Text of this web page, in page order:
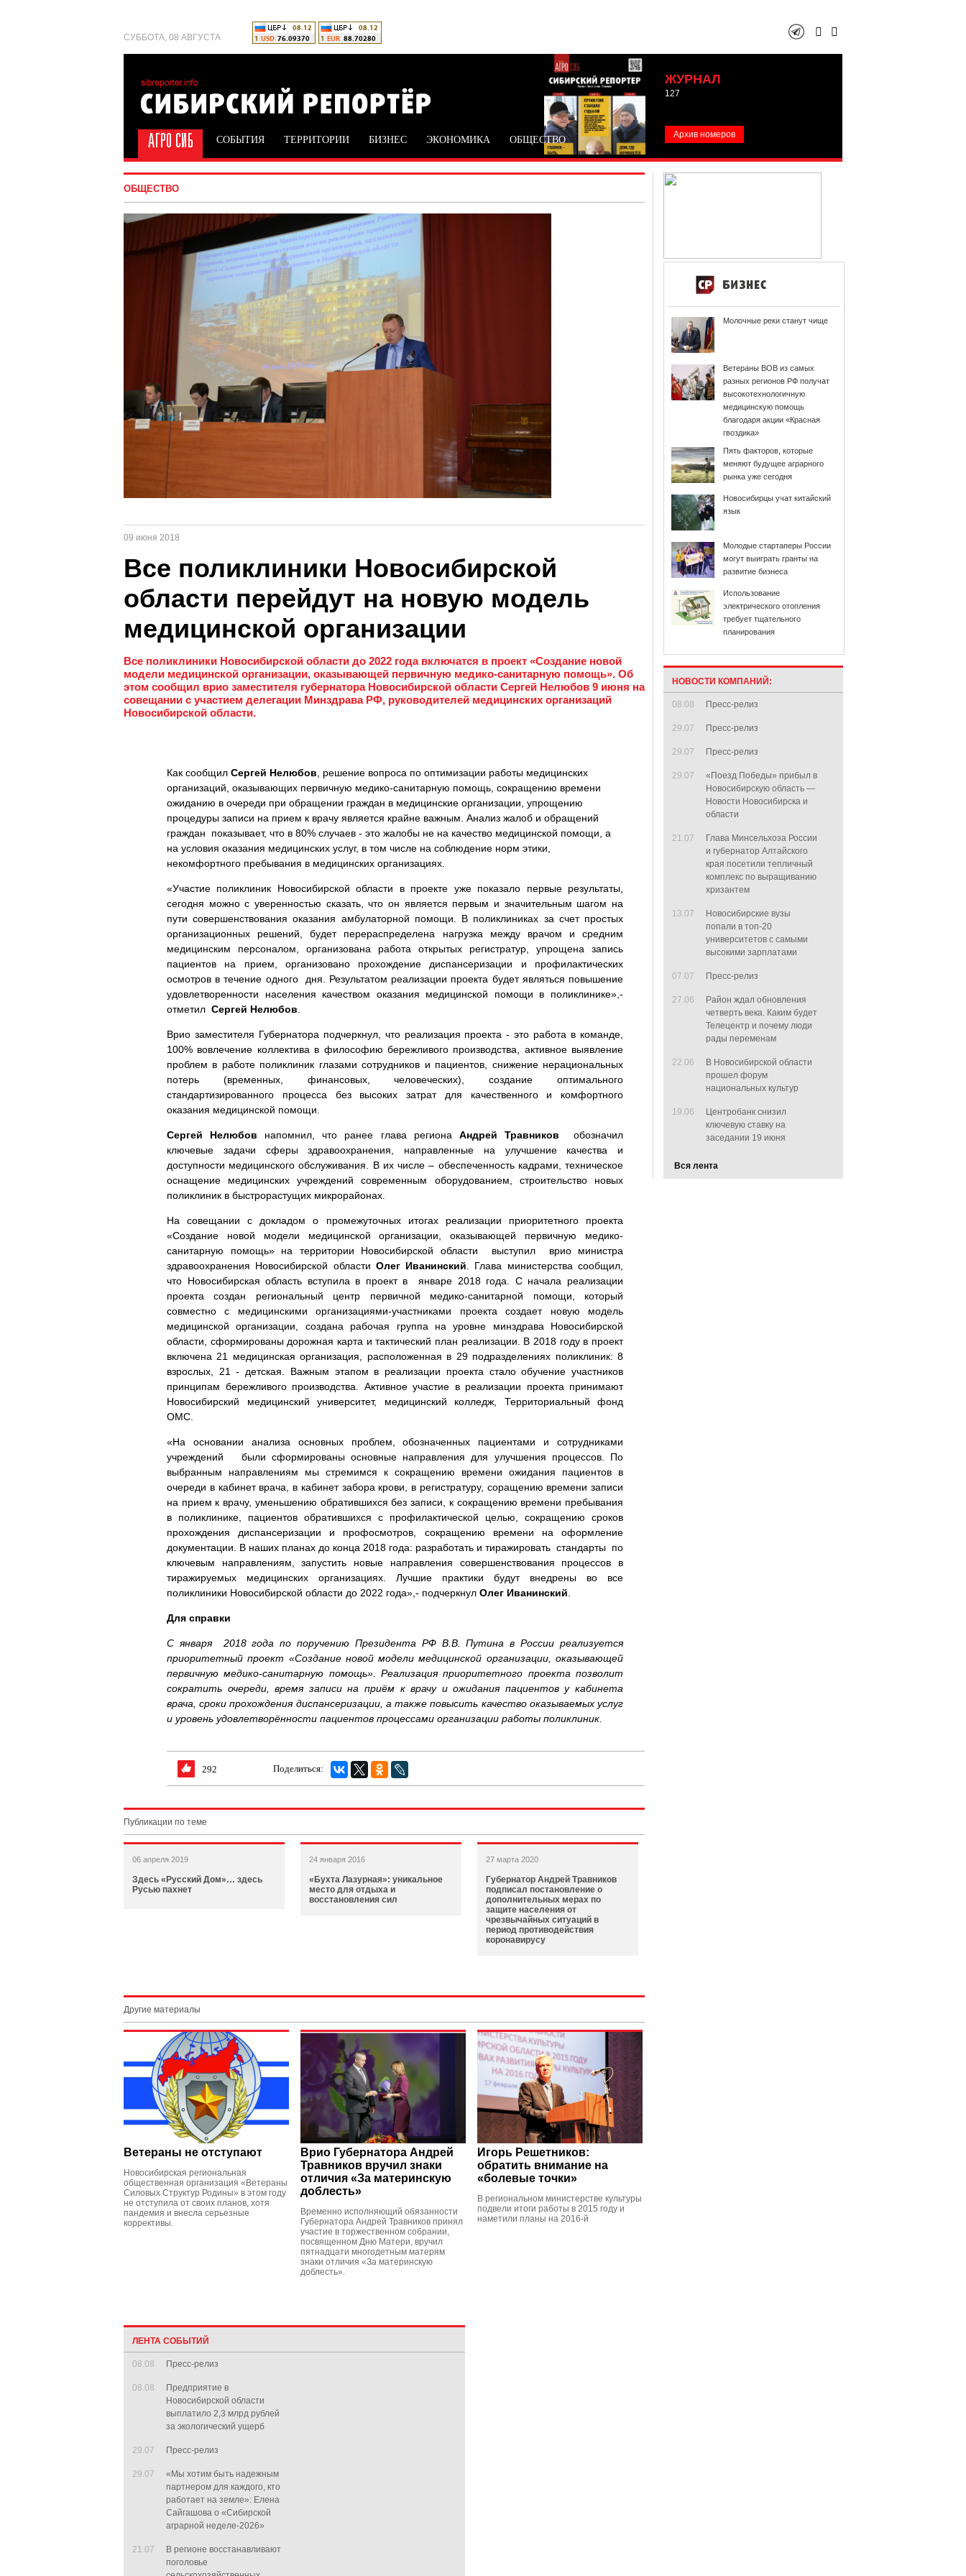
СУББОТА, 08 АВГУСТА
ЖУРНАЛ
127
Архив номеров
СОБЫТИЯ ТЕРРИТОРИИ БИЗНЕС ЭКОНОМИКА ОБЩЕСТВО
ОБЩЕСТВО
09 июня 2018
Все поликлиники Новосибирской
области перейдут на новую модель
медицинской организации
Все поликлиники Новосибирской области до 2022 года включатся в проект «Создание новой
модели медицинской организации, оказывающей первичную медико-санитарную помощь». Об
этом сообщил врио заместителя губернатора Новосибирской области Сергей Нелюбов 9 июня на
совещании с участием делегации Минздрава РФ, руководителей медицинских организаций
Новосибирской области.
Как сообщил Сергей Нелюбов , решение вопроса по оптимизации работы медицинских
организаций, оказывающих первичную медико-санитарную помощь, сокращению времени
ожиданию в очереди при обращении граждан в медицинские организации, упрощению
процедуры записи на прием к врачу является крайне важным. Анализ жалоб и обращений
граждан показывает, что в 80% случаев - это жалобы не на качество медицинской помощи, а
на условия оказания медицинских услуг, в том числе на соблюдение норм этики,
некомфортного пребывания в медицинских организациях.
«Участие поликлиник Новосибирской области в проекте уже показало первые результаты,
сегодня можно с уверенностью сказать, что он является первым и значительным шагом на
пути совершенствования оказания амбулаторной помощи. В поликлиниках за счет простых
организационных решений, будет перераспределена нагрузка между врачом и средним
медицинским персоналом, организована работа открытых регистратур, упрощена запись
пациентов на прием, организовано прохождение диспансеризации и профилактических
осмотров в течение одного дня. Результатом реализации проекта будет являться повышение
удовлетворенности населения качеством оказания медицинской помощи в поликлинике»,-
отметил Сергей Нелюбов
Врио заместителя Губернатора подчеркнул, что реализация проекта - это работа в команде,
100% вовлечение коллектива в философию бережливого производства, активное выявление
проблем в работе поликлиник глазами сотрудников и пациентов, снижение нерациональных
потерь (временных, финансовых, человеческих), создание оптимального
стандартизированного процесса без высоких затрат для качественного и комфортного
оказания медицинской помощи.
Сергей Нелюбов напомнил, что ранее глава региона Андрей Травников обозначил
ключевые задачи сферы здравоохранения, направленные на улучшение качества и
доступности медицинского обслуживания. В их числе – обеспеченность кадрами, техническое
оснащение медицинских учреждений современным оборудованием, строительство новых
поликлиник в быстрорастущих микрорайонах.
На совещании с докладом о промежуточных итогах реализации приоритетного проекта
«Создание новой модели медицинской организации, оказывающей первичную медико-
санитарную помощь» на территории Новосибирской области выступил врио министра
здравоохранения Новосибирской области Олег Иванинский . Глава министерства сообщил,
что Новосибирская область вступила в проект в январе 2018 года. С начала реализации
проекта создан региональный центр первичной медико-санитарной помощи, который
совместно с медицинскими организациями-участниками проекта создает новую модель
медицинской организации, создана рабочая группа на уровне минздрава Новосибирской
области, сформированы дорожная карта и тактический план реализации. В 2018 году в проект
включена 21 медицинская организация, расположенная в 29 подразделениях поликлиник: 8
взрослых, 21 - детская. Важным этапом в реализации проекта стало обучение участников
принципам бережливого производства. Активное участие в реализации проекта принимают
Новосибирский медицинский университет, медицинский колледж, Территориальный фонд
ОМС.
«На основании анализа основных проблем, обозначенных пациентами и сотрудниками
учреждений были сформированы основные направления для улучшения процессов. По
выбранным направлениям мы стремимся к сокращению времени ожидания пациентов в
очереди в кабинет врача, в кабинет забора крови, в регистратуру, соращению времени записи
на прием к врачу, уменьшению обратившихся без записи, к сокращению времени пребывания
в поликлинике, пациентов обратившихся с профилактической целью, сокращению сроков
прохождения диспансеризации и профосмотров, сокращению времени на оформление
документации. В наших планах до конца 2018 года: разработать и тиражировать стандарты по
ключевым направлениям, запустить новые направления совершенствования процессов в
тиражируемых медицинских организациях. Лучшие практики будут внедрены во все
поликлиники Новосибирской области до 2022 года»,- подчеркнул Олег Иванинский
Для справки
С января 2018 года по поручению Президента РФ В.В. Путина в России реализуется
приоритетный проект «Создание новой модели медицинской организации, оказывающей
первичную медико-санитарную помощь». Реализация приоритетного проекта позволит
сократить очереди, время записи на приём к врачу и ожидания пациентов у кабинета
врача, сроки прохождения диспансеризации, а также повысить качество оказываемых услуг
и уровень удовлетворённости пациентов процессами организации работы поликлиник.
292 Поделиться:
Публикации по теме
06 апреля 2019
Здесь «Русский Дом»… здесь
Русью пахнет
24 января 2016
«Бухта Лазурная»: уникальное
место для отдыха и
восстановления сил
27 марта 2020
Губернатор Андрей Травников
подписал постановление о
дополнительных мерах по
защите населения от
чрезвычайных ситуаций в
период противодействия
коронавирусу
Другие материалы
Ветераны не отступают
Новосибирская региональная
общественная организация «Ветераны
Силовых Структур Родины» в этом году
не отступила от своих планов, хотя
пандемия и внесла серьезные
коррективы.
Врио Губернатора Андрей
Травников вручил знаки
отличия «За материнскую
доблесть»
Временно исполняющий обязанности
Губернатора Андрей Травников принял
участие в торжественном собрании,
посвященном Дню Матери, вручил
пятнадцати многодетным матерям
знаки отличия «За материнскую
доблесть».
Игорь Решетников:
обратить внимание на
«болевые точки»
В региональном министерстве культуры
подвели итоги работы в 2015 году и
наметили планы на 2016-й
ЛЕНТА СОБЫТИЙ
08.08 Пресс-релиз
08.08
Предприятие в
Новосибирской области
выплатило 2,3 млрд рублей
за экологический ущерб
29.07 Пресс-релиз
29.07
«Мы хотим быть надежным
партнером для каждого, кто
работает на земле»: Елена
Сайгашова о «Сибирской
аграрной неделе-2026»
21.07
В регионе восстанавливают
поголовье
Молочные реки станут чище
Ветераны ВОВ из самых
разных регионов РФ получат
высокотехнологичную
медицинскую помощь
благодаря акции «Красная
гвоздика»
Пять факторов, которые
меняют будущее аграрного
рынка уже сегодня
Новосибирцы учат китайский
язык
Молодые стартаперы России
могут выиграть гранты на
развитие бизнеса
Использование
электрического отопления
требует тщательного
планирования
НОВОСТИ КОМПАНИЙ:
08.08 Пресс-релиз
29.07 Пресс-релиз
29.07 Пресс-релиз
29.07
«Поезд Победы» прибыл в
Новосибирскую область —
Новости Новосибирска и
области
21.07
Глава Минсельхоза России
и губернатор Алтайского
края посетили тепличный
комплекс по выращиванию
хризантем
13.07
Новосибирские вузы
попали в топ-20
университетов с самыми
высокими зарплатами
07.07 Пресс-релиз
27.06
Район ждал обновления
четверть века. Каким будет
Телецентр и почему люди
рады переменам
22.06
В Новосибирской области
прошел форум
национальных культур
19.06
Центробанк снизил
ключевую ставку на
заседании 19 июня
Вся лента